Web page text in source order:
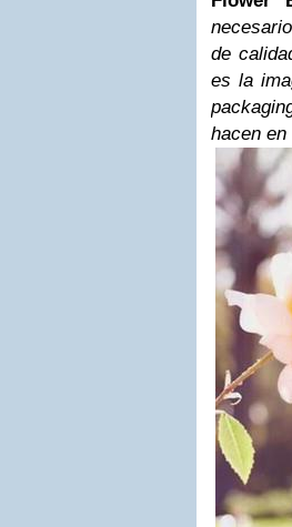
de
es la
hacen